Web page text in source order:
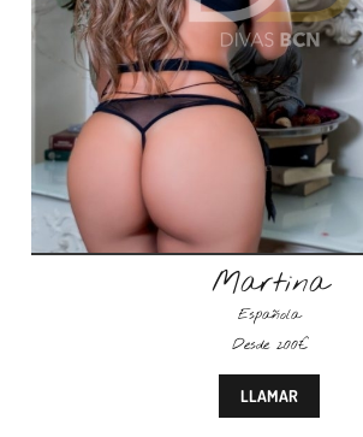
Martina
Española
Desde 200€
LLAMAR